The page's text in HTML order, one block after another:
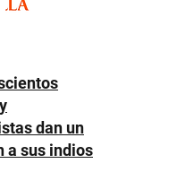
dan un
a sus indios